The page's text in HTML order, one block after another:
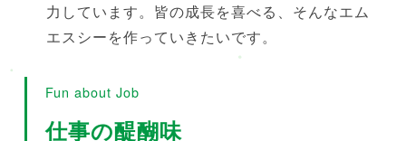
力しています。皆の成長を喜べる、そんなエム
エスシーを作っていきたいです。
Fun about Job
仕事の醍醐味